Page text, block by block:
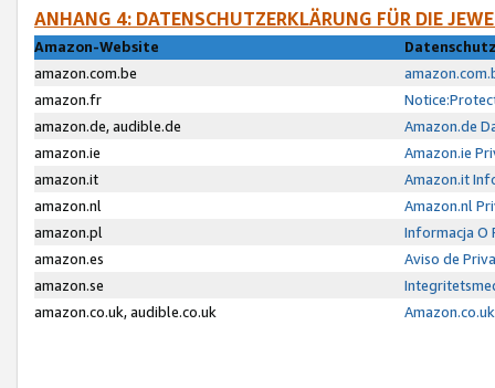
ANHANG 4: DATENSCHUTZERKLÄRUNG FÜR DIE
Amazon-Website
amazon.com.be
amazon.fr
amazon.de, audible.de
Amazon.de
amazon.ie
Amazon.ie
amazon.it
Amazon.it
amazon.nl
Amazon.nl
amazon.pl
Informacja O
amazon.es
Aviso de
amazon.se
amazon.co.uk, audible.co.uk